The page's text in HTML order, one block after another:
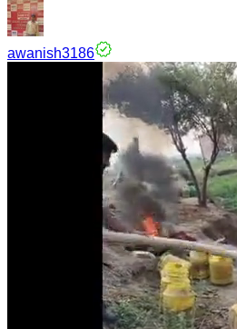
awanish3186